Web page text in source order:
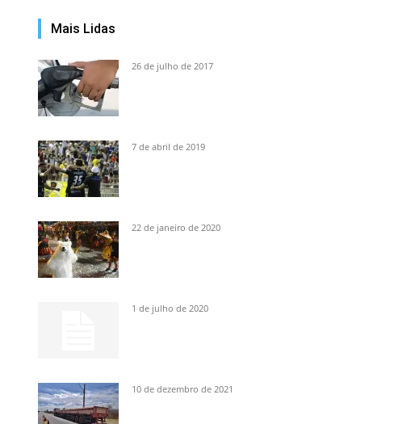
Mais Lidas
26 de julho de 2017
7 de abril de 2019
22 de janeiro de 2020
1 de julho de 2020
10 de dezembro de 2021